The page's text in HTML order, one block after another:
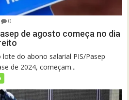
0
de agosto começa no dia
do abono salarial PIS/Pasep
de 2024, começam...